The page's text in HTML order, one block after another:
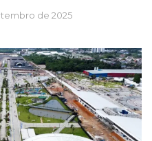
de 2025